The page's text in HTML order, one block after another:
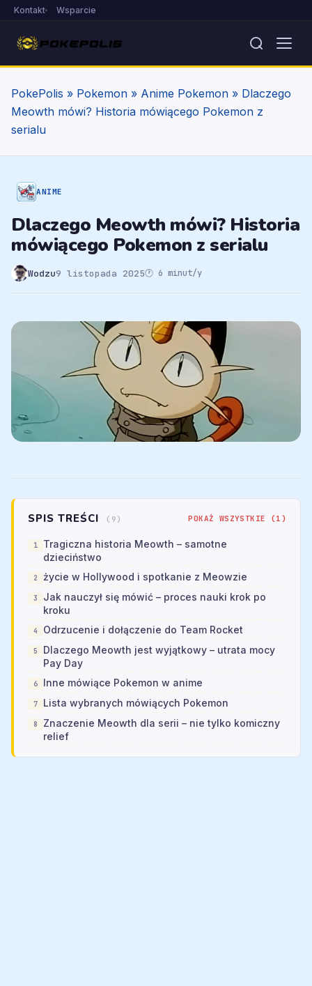
Kontakt Wsparcie
PokePolis » Pokemon » Anime Pokemon » Dlaczego
Meowth mówi? Historia mówiącego Pokemon z
serialu
ANIME
Dlaczego Meowth mówi? Historia
mówiącego Pokemon z serialu
Wodzu9 listopada 2025🕐 6 minut/y
SPIS TREŚCI (9) POKAŻ WSZYSTKIE (1)
Tragiczna historia Meowth – samotne
dzieciństwo
życie w Hollywood i spotkanie z Meowzie
Jak nauczył się mówić – proces nauki krok po
kroku
Odrzucenie i dołączenie do Team Rocket
Dlaczego Meowth jest wyjątkowy – utrata mocy
Pay Day
Inne mówiące Pokemon w anime
Lista wybranych mówiących Pokemon
Znaczenie Meowth dla serii – nie tylko komiczny
relief